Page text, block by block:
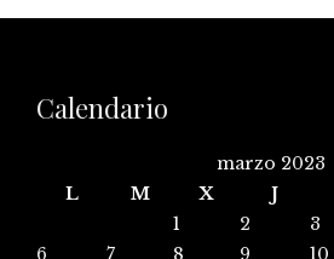
Calendario
marzo 2023
L
M X J
1
2 3
6
7 8 9 10